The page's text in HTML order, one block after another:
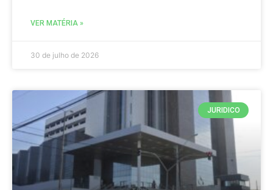
VER MATÉRIA »
30 de julho de 2026
JURIDICO